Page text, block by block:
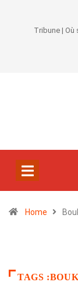
Tribune |
Home
TAGS